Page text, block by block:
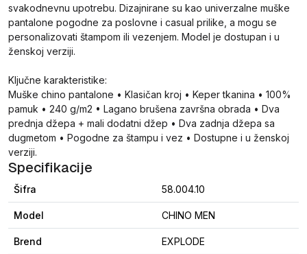
svakodnevnu upotrebu. Dizajnirane su kao univerzalne muške
pantalone pogodne za poslovne i casual prilike, a mogu se
personalizovati štampom ili vezenjem. Model je dostupan i u
ženskoj verziji.
Ključne karakteristike:
Muške chino pantalone • Klasičan kroj • Keper tkanina • 100%
pamuk • 240 g/m2 • Lagano brušena završna obrada • Dva
prednja džepa + mali dodatni džep • Dva zadnja džepa sa
dugmetom • Pogodne za štampu i vez • Dostupne i u ženskoj
verziji.
Specifikacije
Šifra 58.004.10
Model CHINO MEN
Brend EXPLODE